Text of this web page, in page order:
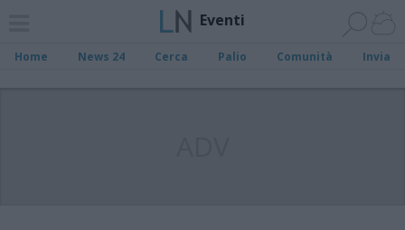
Eventi
Home News 24 Cerca Palio Comunità Invia